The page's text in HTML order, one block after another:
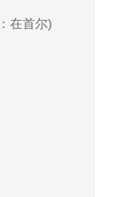
在首尔)